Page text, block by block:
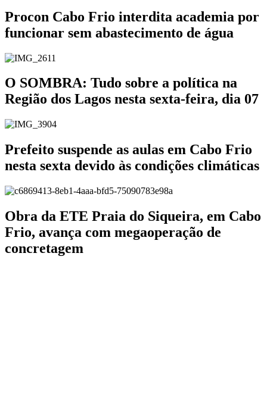
Procon Cabo Frio interdita academia por
funcionar sem abastecimento de água
O SOMBRA: Tudo sobre a política na
Região dos Lagos nesta sexta-feira, dia 07
Prefeito suspende as aulas em Cabo Frio
nesta sexta devido às condições climáticas
Obra da ETE Praia do Siqueira, em Cabo
Frio, avança com megaoperação de
concretagem